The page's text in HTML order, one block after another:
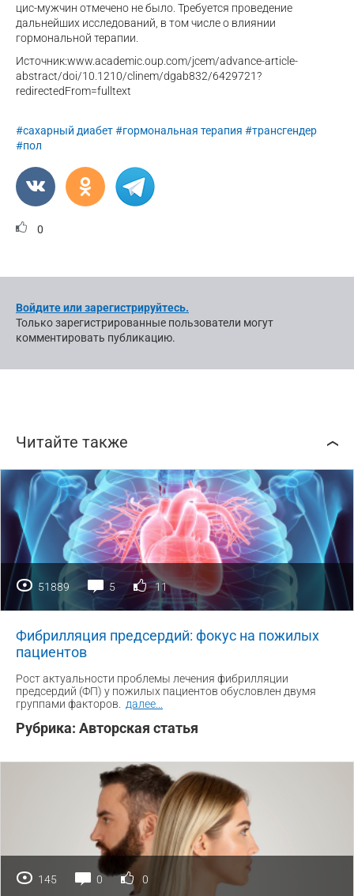
цис-мужчин отмечено не было. Требуется проведение
дальнейших исследований, в том числе о влиянии
гормональной терапии.
Источник:www.academic.oup.com/jcem/advance-article-
abstract/doi/10.1210/clinem/dgab832/6429721?
redirectedFrom=fulltext
#сахарный диабет#гормональная терапия #трансгендер
#пол
0
Войдите или зарегистрируйтесь.
Только зарегистрированные пользователи могут
комментировать публикацию.
Читайте также
51889 5 11
Фибрилляция предсердий: фокус на пожилых
пациентов
Рост актуальности проблемы лечения фибрилляции
предсердий (ФП) у пожилых пациентов обусловлен двумя
группами факторов.
далее
Рубрика: Авторская статья
145 0 0